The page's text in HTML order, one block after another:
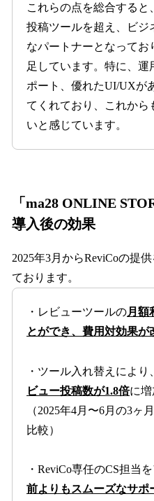
これらの点を総合すると
投稿ツールを超え、ビジ
なパートナーとなって
足しています。特に、
ポート、優れたUI/UXが
てくれており、これから
いと感じています。
「ma28 ONLINE
導入後の効果
2025年3月からReviCoの提
ております。
・レビューツールの月額
とができ、費用対効果が
・ツール入れ替えにより
ビュー投稿数が1.8倍に増
（2025年4月〜6月の3ヶ
比較）
・ReviCo専任のCS担当
前よりもスムーズなサポ